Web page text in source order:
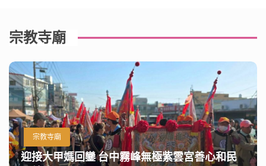
宗教寺廟
宗教寺廟
迎接大甲媽回鑾 台中霧峰無極紫雲宮善心和民